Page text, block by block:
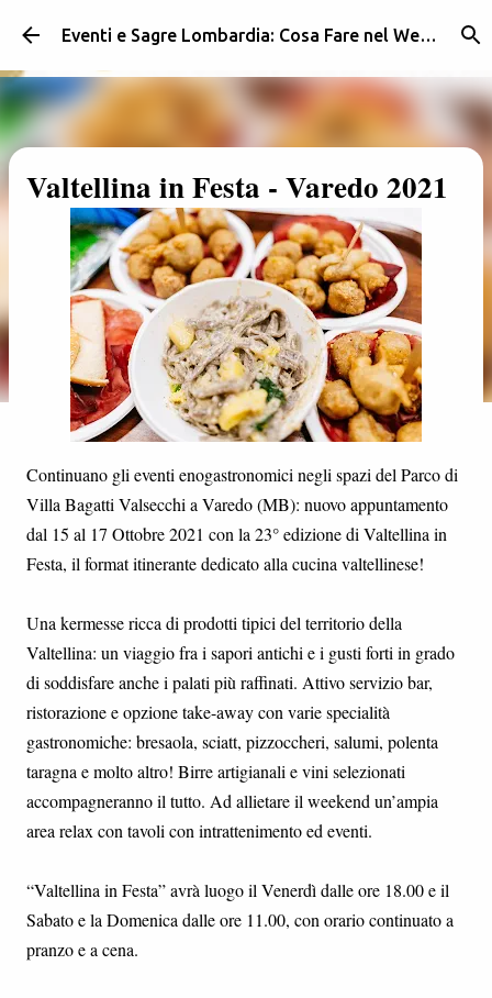
Passa ai contenuti principali Eventi e Sagre Lombardia: Cosa Fare nel Weekend | Weekendidea
Valtellina in Festa - Varedo 2021
Continuano gli eventi enogastronomici negli spazi del Parco di
Villa Bagatti Valsecchi a Varedo (MB): nuovo appuntamento
dal 15 al 17 Ottobre 2021 con la 23° edizione di Valtellina in
Festa, il format itinerante dedicato alla cucina valtellinese!
Una kermesse ricca di prodotti tipici del territorio della
Valtellina: un viaggio fra i sapori antichi e i gusti forti in grado
di soddisfare anche i palati più raffinati. Attivo servizio bar,
ristorazione e opzione take-away con varie specialità
gastronomiche: bresaola, sciatt, pizzoccheri, salumi, polenta
taragna e molto altro! Birre artigianali e vini selezionati
accompagneranno il tutto. Ad allietare il weekend un’ampia
area relax con tavoli con intrattenimento ed eventi.
“Valtellina in Festa” avrà luogo il Venerdì dalle ore 18.00 e il
Sabato e la Domenica dalle ore 11.00, con orario continuato a
pranzo e a cena.